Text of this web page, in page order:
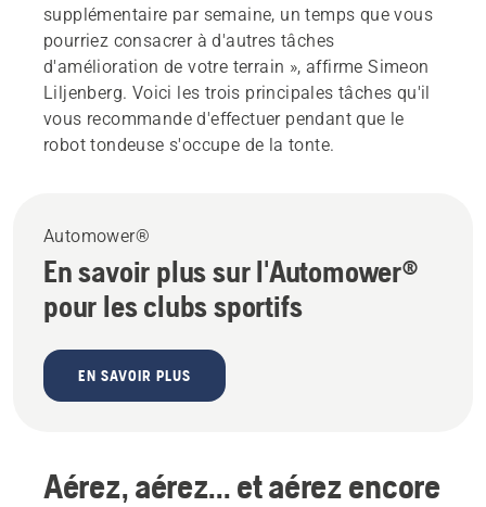
supplémentaire par semaine, un temps que vous
pourriez consacrer à d'autres tâches
d'amélioration de votre terrain », affirme Simeon
Liljenberg. Voici les trois principales tâches qu'il
vous recommande d'effectuer pendant que le
robot tondeuse s'occupe de la tonte.
Automower®
En savoir plus sur l'Automower®
pour les clubs sportifs
EN SAVOIR PLUS
Aérez, aérez... et aérez encore